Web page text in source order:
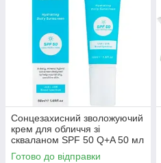
Сонцезахисний зволожуючий
крем для обличчя зі
скваланом SPF 50 Q+A 50 мл
Готово до відправки